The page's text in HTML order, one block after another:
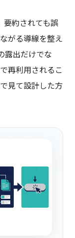
要約されても誤
がる導線を整え
露出だけでな
再利用されるこ
見て設計した方